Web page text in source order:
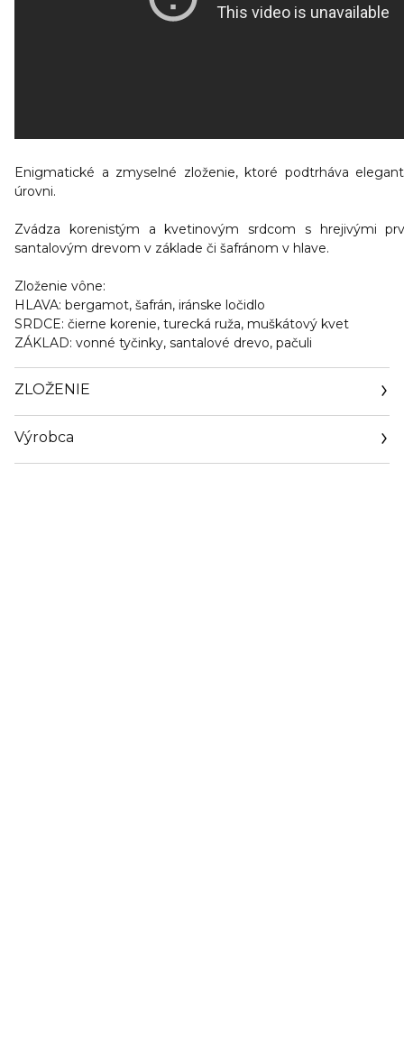
Enigmatické a zmyselné zloženie, ktoré podtrháva
úrovni.
Zvádza korenistým a kvetinovým srdcom s hrejivými
santalovým drevom v základe či šafránom v hlave.
Zloženie vône:
HLAVA: bergamot, šafrán, iránske ločidlo
SRDCE: čierne korenie, turecká ruža, muškátový kvet
ZÁKLAD: vonné tyčinky, santalové drevo, pačuli
ZLOŽENIE
Výrobca